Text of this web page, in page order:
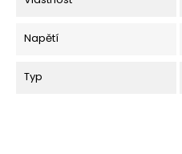
Napětí
Typ